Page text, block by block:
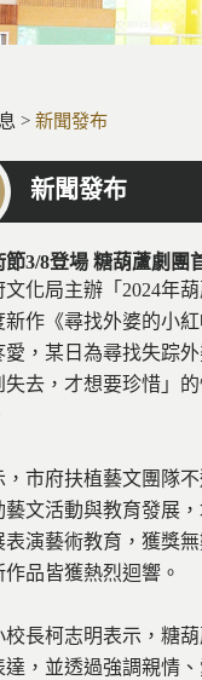
> 新聞發布
新聞發布
3/8登場 糖葫蘆劇團
化局主辦「2024年
新作《尋找外婆的小
愛，某日為尋找失踪
失去，才想要珍惜」
，市府扶植藝文團隊
藝文活動與教育發展
表演藝術教育，獲獎
品皆獲熱烈迴響。
校長柯志明表示，糖
達，並透過強調親情